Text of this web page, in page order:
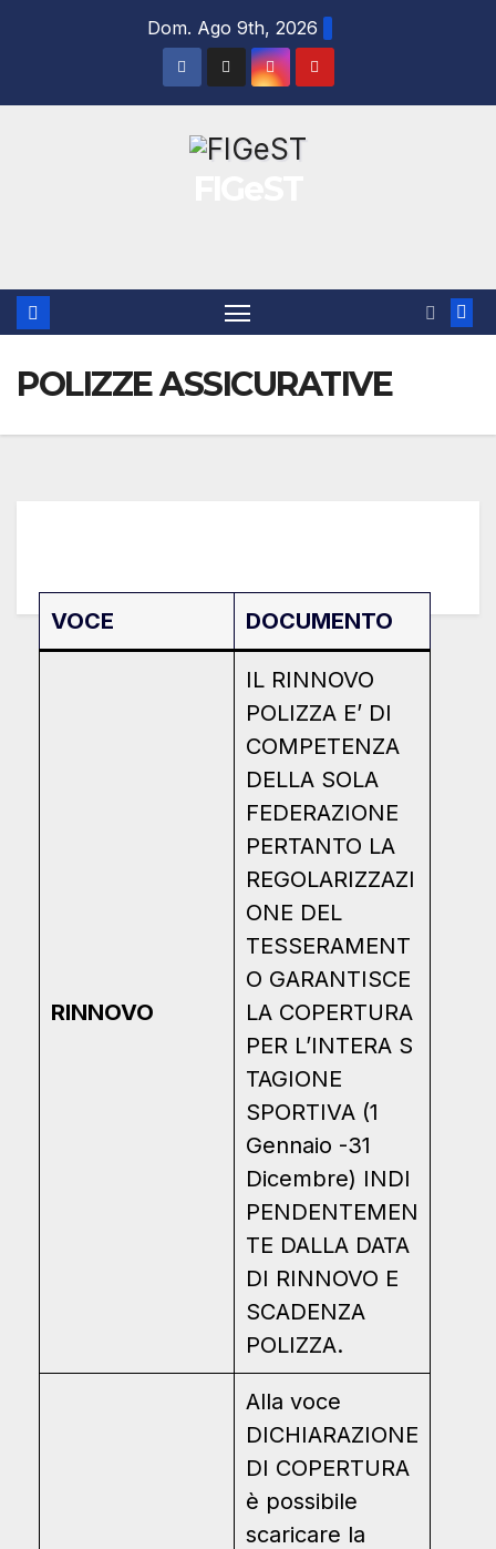
Dom. Ago 9th, 2026
POLIZZE ASSICURATIVE
VOCE DOCUMENTO
RINNOVO
IL RINNOVO
POLIZZA E’ DI
COMPETENZA
DELLA SOLA
FEDERAZIONE
PERTANTO LA
REGOLARIZZAZI
ONE DEL
TESSERAMENT
O GARANTISCE
LA COPERTURA
PER L’INTERA S
TAGIONE
SPORTIVA (1
Gennaio -31
Dicembre) INDI
PENDENTEMEN
TE DALLA DATA
DI RINNOVO E
SCADENZA
POLIZZA.
Alla voce
DICHIARAZIONE
DI COPERTURA
è possibile
scaricare la